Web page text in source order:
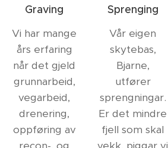
Graving
Vi har mange
års erfaring
når det gjeld
grunnarbeid,
vegarbeid,
drenering,
oppføring av
Sprenging
Vår eigen
skytebas,
Bjarne,
utfører
sprengningar.
Er det mindre
fjell som skal